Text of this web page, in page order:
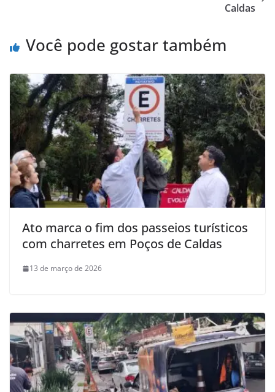
Caldas
Você pode gostar também
Ato marca o fim dos passeios turísticos
com charretes em Poços de Caldas
13 de março de 2026